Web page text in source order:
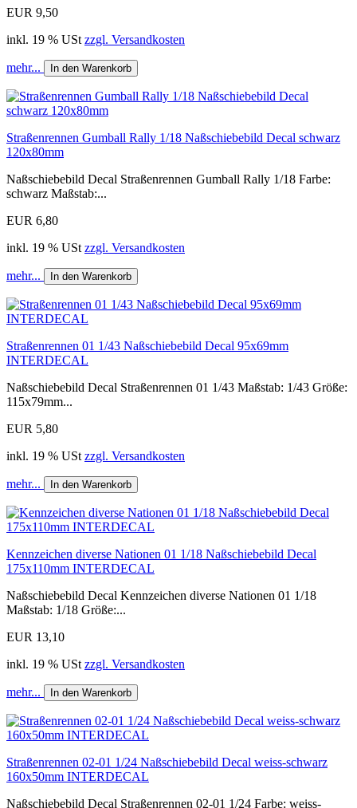
EUR 9,50
inkl. 19 % USt zzgl. Versandkosten
mehr... In den Warenkorb
Straßenrennen Gumball Rally 1/18 Naßschiebebild Decal schwarz
120x80mm
Naßschiebebild Decal Straßenrennen Gumball Rally 1/18 Farbe:
schwarz Maßstab:...
EUR 6,80
inkl. 19 % USt zzgl. Versandkosten
mehr... In den Warenkorb
Straßenrennen 01 1/43 Naßschiebebild Decal 95x69mm
INTERDECAL
Naßschiebebild Decal Straßenrennen 01 1/43 Maßstab: 1/43 Größe:
115x79mm...
EUR 5,80
inkl. 19 % USt zzgl. Versandkosten
mehr... In den Warenkorb
Kennzeichen diverse Nationen 01 1/18 Naßschiebebild Decal
175x110mm INTERDECAL
Naßschiebebild Decal Kennzeichen diverse Nationen 01 1/18
Maßstab: 1/18 Größe:...
EUR 13,10
inkl. 19 % USt zzgl. Versandkosten
mehr... In den Warenkorb
Straßenrennen 02-01 1/24 Naßschiebebild Decal weiss-schwarz
160x50mm INTERDECAL
Naßschiebebild Decal Straßenrennen 02-01 1/24 Farbe: weiss-